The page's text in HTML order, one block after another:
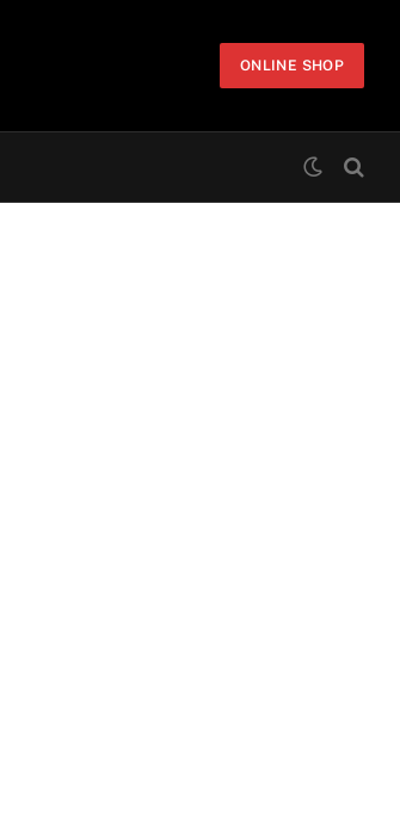
ONLINE SHOP